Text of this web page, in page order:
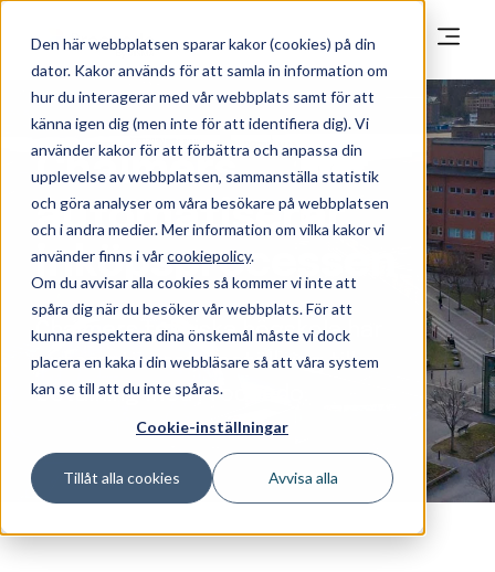
Den här webbplatsen sparar kakor (cookies) på din
dator. Kakor används för att samla in information om
hur du interagerar med vår webbplats samt för att
känna igen dig (men inte för att identifiera dig). Vi
använder kakor för att förbättra och anpassa din
upplevelse av webbplatsen, sammanställa statistik
och göra analyser om våra besökare på webbplatsen
och i andra medier. Mer information om vilka kakor vi
använder finns i vårcookiepolicy.
Om du avvisar alla cookies så kommer vi inte att
spåra dig när du besöker vår webbplats. För att
kunna respektera dina önskemål måste vi dock
placera en kaka i din webbläsare så att våra system
kan se till att du inte spåras.
Cookie-inställningar
Tillåt alla cookies Avvisa alla
Chalmers
automatiserar
inköpsprocessen
Chalmers tekniska högskola har
automatiserat beställning till
betalning med Proceedo.